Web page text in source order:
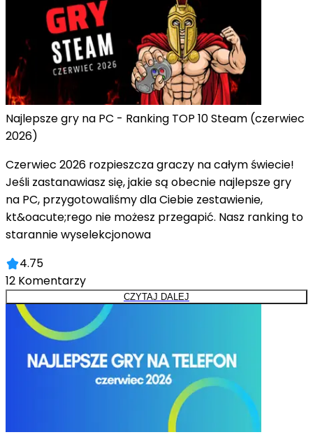
Najlepsze gry na PC - Ranking TOP 10 Steam (czerwiec
2026)
Czerwiec 2026 rozpieszcza graczy na całym świecie!
Jeśli zastanawiasz się, jakie są obecnie najlepsze gry
na PC, przygotowaliśmy dla Ciebie zestawienie,
kt&oacute;rego nie możesz przegapić. Nasz ranking to
starannie wyselekcjonowa
4.75
12 Komentarzy
CZYTAJ DALEJ